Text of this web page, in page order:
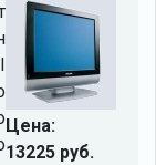
Цена:
13225 руб.